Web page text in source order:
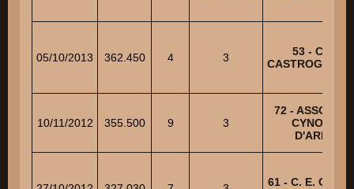
05/10/2013 362.450 4 3
53 - C. E. C.
10/11/2012 355.500 9 3
72 -
D'ARNAGE
61 - C. E.